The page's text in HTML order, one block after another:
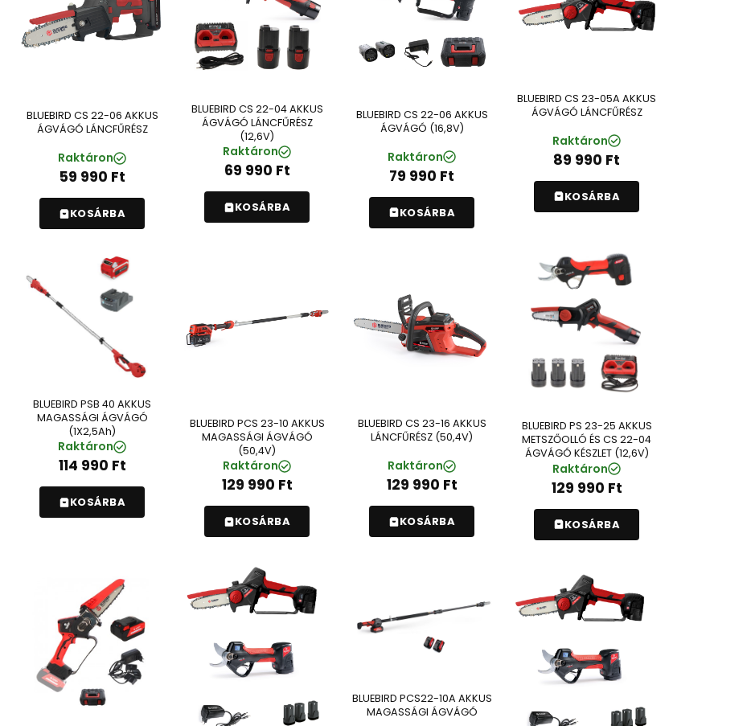
BLUEBIRD CS 22-06 AKKUS
ÁGVÁGÓ LÁNCFŰRÉSZ
Raktáron
59 990 Ft
KOSÁRBA
BLUEBIRD CS 22-04 AKKUS
ÁGVÁGÓ LÁNCFŰRÉSZ
(12,6V)
Raktáron
69 990 Ft
KOSÁRBA
BLUEBIRD CS 22-06 AKKUS
ÁGVÁGÓ (16,8V)
Raktáron
79 990 Ft
KOSÁRBA
BLUEBIRD CS 23-05A AKKUS
ÁGVÁGÓ LÁNCFŰRÉSZ
Raktáron
89 990 Ft
KOSÁRBA
BLUEBIRD PSB 40 AKKUS
MAGASSÁGI ÁGVÁGÓ
(1X2,5Ah)
Raktáron
114 990 Ft
KOSÁRBA
BLUEBIRD PCS 23-10 AKKUS
MAGASSÁGI ÁGVÁGÓ
(50,4V)
Raktáron
129 990 Ft
KOSÁRBA
BLUEBIRD CS 23-16 AKKUS
LÁNCFŰRÉSZ (50,4V)
Raktáron
129 990 Ft
KOSÁRBA
BLUEBIRD PS 23-25 AKKUS
METSZŐOLLÓ ÉS CS 22-04
ÁGVÁGÓ KÉSZLET (12,6V)
Raktáron
129 990 Ft
KOSÁRBA
BLUEBIRD PCS22-10A AKKUS
MAGASSÁGI ÁGVÁGÓ